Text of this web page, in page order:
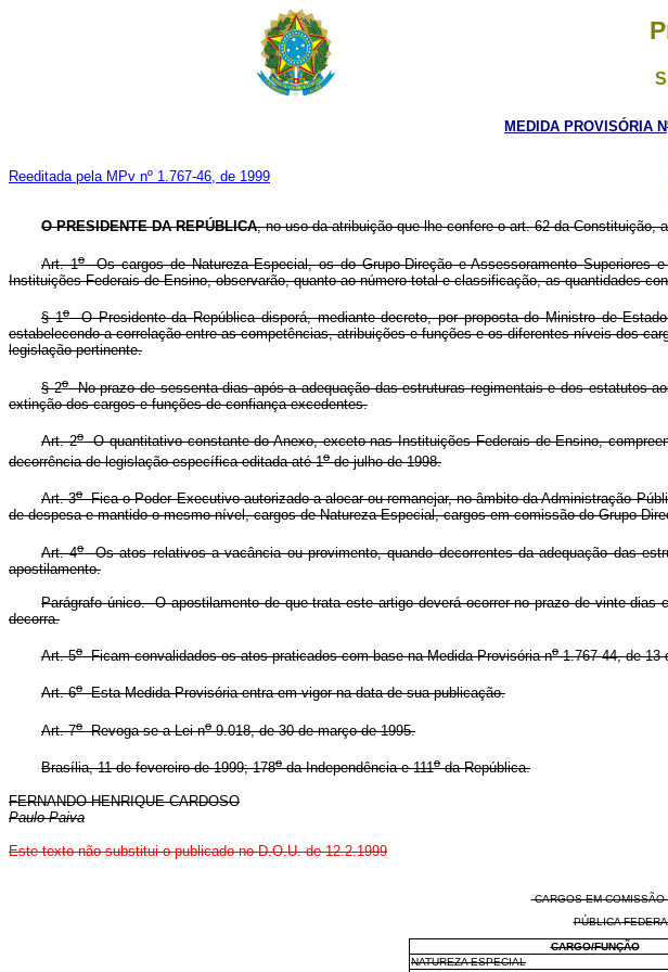
MEDIDA PROVISÓRIA N
Reeditada pela MPv nº 1.767-46, de 1999
O PRESIDENTE DA REPÚBLICA, no uso da atribuição que lhe confere o art. 62 da Constituição,
Art. 1oOs cargos de Natureza Especial, os do Grupo-Direção e Assessoramento Superiores
Instituições Federais de Ensino, observarão, quanto ao número total e classificação, as quantidades
§ 1oO Presidente da República disporá, mediante decreto, por proposta do Ministro de
estabelecendo a correlação entre as competências, atribuições e funções e os diferentes níveis dos
legislação pertinente.
§ 2oNo prazo de sessenta dias após a adequação das estruturas regimentais e dos estatutos
extinção dos cargos e funções de confiança excedentes.
Art. 2oO quantitativo constante do Anexo, exceto nas Instituições Federais de Ensino,
decorrência de legislação específica editada até 1ode julho de 1998.
Art. 3oFica o Poder Executivo autorizado a alocar ou remanejar, no âmbito da Administração
de despesa e mantido o mesmo nível, cargos de Natureza Especial, cargos em comissão do Grupo-
Art. 4oOs atos relativos a vacância ou provimento, quando decorrentes da adequação das
apostilamento.
Parágrafo único. O apostilamento de que trata este artigo deverá ocorrer no prazo de vinte
decorra.
Art. 5oFicam convalidados os atos praticados com base na Medida Provisória no1.767-44, de 13
Art. 6oEsta Medida Provisória entra em vigor na data de sua publicação.
Art. 7oRevoga-se a Lei no9.018, de 30 de março de 1995.
Brasília, 11 de fevereiro de 1999; 178oda Independência e 111oda República.
FERNANDO HENRIQUE CARDOSO
Paulo Paiva
Este texto não substitui o publicado no D.O.U. de 12.2.1999
CARGOS EM COMISSÃO
PÚBLICA
CARGO/FUNÇÃO
NATUREZA ESPECIAL